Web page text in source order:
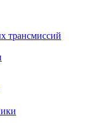
трансмиссий